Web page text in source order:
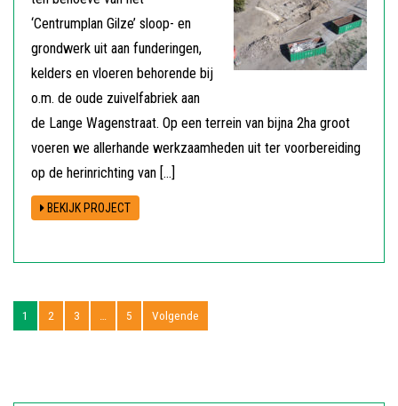
‘Centrumplan Gilze’ sloop- en
grondwerk uit aan funderingen,
kelders en vloeren behorende bij
o.m. de oude zuivelfabriek aan
de Lange Wagenstraat. Op een terrein van bijna 2ha groot
voeren we allerhande werkzaamheden uit ter voorbereiding
op de herinrichting van […]
BEKIJK PROJECT
1 2 3 5 Volgende